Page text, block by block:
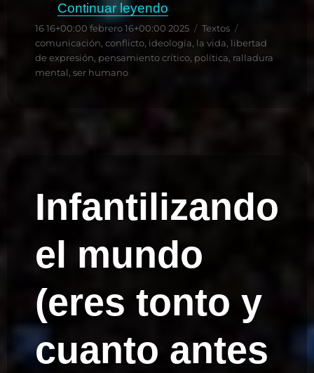
Continuar leyendo
Publicado
el
16 16+00:00 febrero 16+00:00 2025 Categorías
Textos
comunicación conflicto, ideología, la vida, libertad
de expresión, pensamiento crítico política ralladura
mental, ser humano
Infantilizando
el mundo
(eres tonto y
cuanto antes